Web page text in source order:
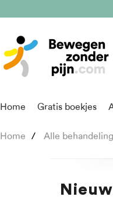
Home Gratis boekjes
Home Alle